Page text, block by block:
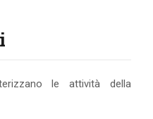
le attività della